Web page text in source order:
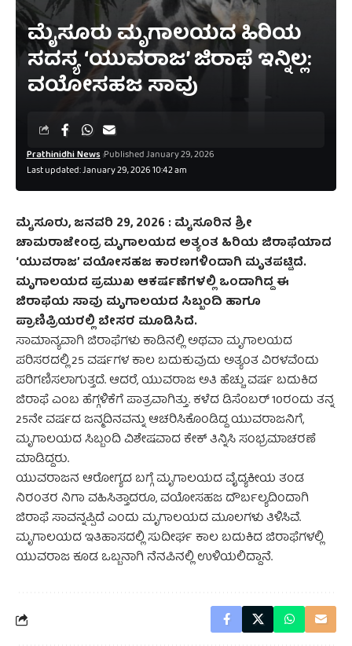
ಮೈಸೂರು ಮೃಗಾಲಯದ ಹಿರಿಯ
ಸದಸ್ಯ ‘ಯುವರಾಜ’ ಜಿರಾಫೆ ಇನ್ನಿಲ್ಲ:
ವಯೋಸಹಜ ಸಾವು
Last updated: January 29, 2026 10:42 am
Prathinidhi News Published January 29, 2026
ಮೈಸೂರು, ಜನವರಿ 29, 2026 : ಮೈಸೂರಿನ ಶ್ರೀ
ಚಾಮರಾಜೇಂದ್ರ ಮೃಗಾಲಯದ ಅತ್ಯಂತ ಹಿರಿಯ ಜಿರಾಫೆಯಾದ
‘ಯುವರಾಜ’ ವಯೋಸಹಜ ಕಾರಣಗಳಿಂದಾಗಿ ಮೃತಪಟ್ಟಿದೆ.
ಮೃಗಾಲಯದ ಪ್ರಮುಖ ಆಕರ್ಷಣೆಗಳಲ್ಲಿ ಒಂದಾಗಿದ್ದ ಈ
ಜಿರಾಫೆಯ ಸಾವು ಮೃಗಾಲಯದ ಸಿಬ್ಬಂದಿ ಹಾಗೂ
ಪ್ರಾಣಿಪ್ರಿಯರಲ್ಲಿ ಬೇಸರ ಮೂಡಿಸಿದೆ.
ಸಾಮಾನ್ಯವಾಗಿ ಜಿರಾಫೆಗಳು ಕಾಡಿನಲ್ಲಿ ಅಥವಾ ಮೃಗಾಲಯದ
ಪರಿಸರದಲ್ಲಿ 25 ವರ್ಷಗಳ ಕಾಲ ಬದುಕುವುದು ಅತ್ಯಂತ ವಿರಳವೆಂದು
ಪರಿಗಣಿಸಲಾಗುತ್ತದೆ. ಆದರೆ, ಯುವರಾಜ ಅತಿ ಹೆಚ್ಚು ವರ್ಷ ಬದುಕಿದ
ಜಿರಾಫೆ ಎಂಬ ಹೆಗ್ಗಳಿಕೆಗೆ ಪಾತ್ರವಾಗಿತ್ತು. ಕಳೆದ ಡಿಸೆಂಬರ್ 10ರಂದು ತನ್ನ
25ನೇ ವರ್ಷದ ಜನ್ಮದಿನವನ್ನು ಆಚರಿಸಿಕೊಂಡಿದ್ದ ಯುವರಾಜನಿಗೆ,
ಮೃಗಾಲಯದ ಸಿಬ್ಬಂದಿ ವಿಶೇಷವಾದ ಕೇಕ್ ತಿನ್ನಿಸಿ ಸಂಭ್ರಮಾಚರಣೆ
ಮಾಡಿದ್ದರು.
ಯುವರಾಜನ ಆರೋಗ್ಯದ ಬಗ್ಗೆ ಮೃಗಾಲಯದ ವೈದ್ಯಕೀಯ ತಂಡ
ನಿರಂತರ ನಿಗಾ ವಹಿಸಿತ್ತಾದರೂ, ವಯೋಸಹಜ ದೌರ್ಬಲ್ಯದಿಂದಾಗಿ
ಜಿರಾಫೆ ಸಾವನ್ನಪ್ಪಿದೆ ಎಂದು ಮೃಗಾಲಯದ ಮೂಲಗಳು ತಿಳಿಸಿವೆ.
ಮೃಗಾಲಯದ ಇತಿಹಾಸದಲ್ಲಿ ಸುದೀರ್ಘ ಕಾಲ ಬದುಕಿದ ಜಿರಾಫೆಗಳಲ್ಲಿ
ಯುವರಾಜ ಕೂಡ ಒಬ್ಬನಾಗಿ ನೆನಪಿನಲ್ಲಿ ಉಳಿಯಲಿದ್ದಾನೆ.